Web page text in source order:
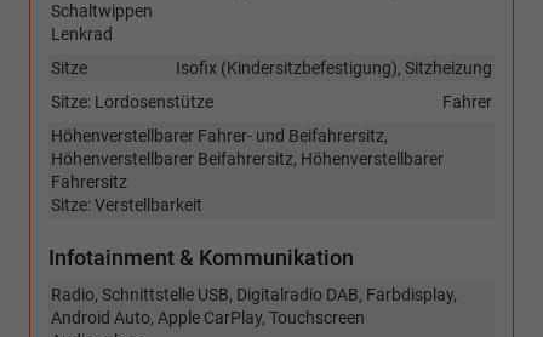
Schaltwippen
Lenkrad
Isofix (Kindersitzbefestigung), Sitzheizung
Sitze
Fahrer
Sitze: Lordosenstütze
Höhenverstellbarer Fahrer- und Beifahrersitz,
Höhenverstellbarer Beifahrersitz, Höhenverstellbarer
Fahrersitz
Sitze: Verstellbarkeit
Infotainment & Kommunikation
Radio, Schnittstelle USB, Digitalradio DAB, Farbdisplay,
Android Auto, Apple CarPlay, Touchscreen